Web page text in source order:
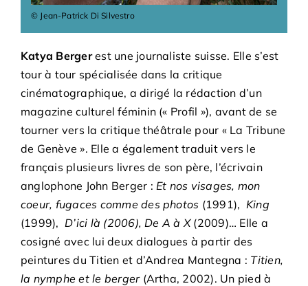
© Jean-Patrick Di Silvestro
Katya Bergerest une journaliste suisse. Elle s’est
tour à tour spécialisée dans la critique
cinématographique, a dirigé la rédaction d’un
magazine culturel féminin (« Profil »), avant de se
tourner vers la critique théâtrale pour « La Tribune
de Genève ». Elle a également traduit vers le
français plusieurs livres de son père, l’écrivain
anglophone John Berger : Et nos visages, mon
coeur, fugaces comme des photos (1991), King
(1999), D’ici là (2006), De A à X (2009)… Elle a
cosigné avec lui deux dialogues à partir des
peintures du Titien et d’Andrea Mantegna : Titien,
la nymphe et le berger (Artha, 2002). Un pied à